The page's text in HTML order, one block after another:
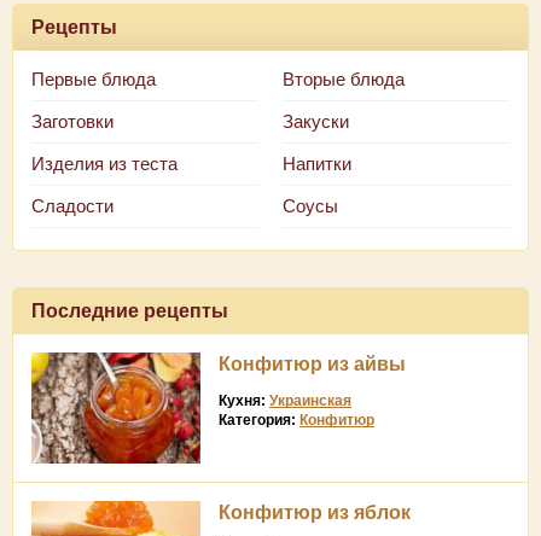
Рецепты
Первые блюда Вторые блюда
Заготовки Закуски
Изделия из теста Напитки
Сладости Соусы
Последние рецепты
Конфитюр из айвы
Кухня: Украинская
Категория: Конфитюр
Конфитюр из яблок